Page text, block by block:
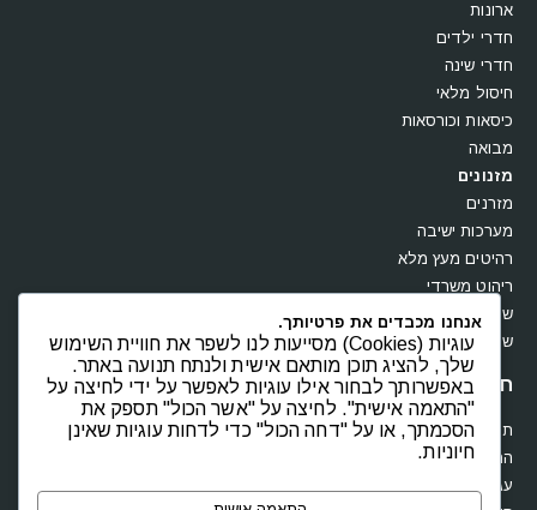
ארונות
חדרי ילדים
חדרי שינה
חיסול מלאי
כיסאות וכורסאות
מבואה
מזנונים
מזרנים
מערכות ישיבה
רהיטים מעץ מלא
ריהוט משרדי
שולחנות
שידות וקומודות
חנות
תקנון
החשבון שלי
עגלת קניות
אנחנו מכבדים את פרטיותך.
עוגיות (Cookies) מסייעות לנו לשפר את חוויית השימוש
שלך, להציג תוכן מותאם אישית ולנתח תנועה באתר.
באפשרותך לבחור אילו עוגיות לאפשר על ידי לחיצה על
"התאמה אישית". לחיצה על "אשר הכול" תספק את
הסכמתך, או על "דחה הכול" כדי לדחות עוגיות שאינן
חיוניות.